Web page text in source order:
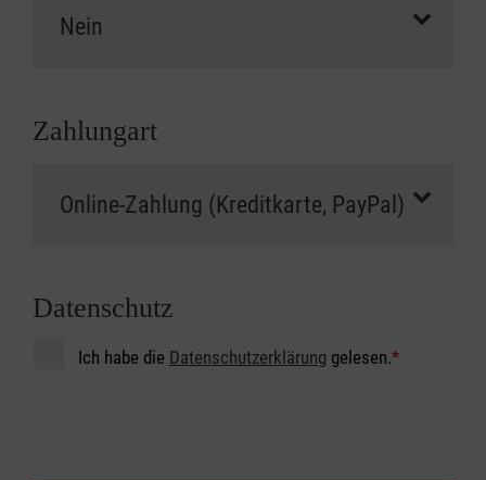
Zahlungart
Datenschutz
Ich habe die Datenschutzerklärung gelesen.*